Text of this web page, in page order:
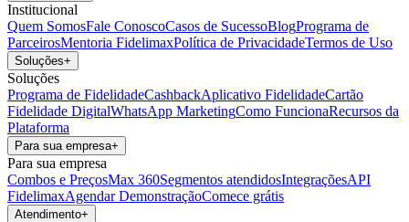
Institucional
Quem SomosFale ConoscoCasos de SucessoBlogPrograma de
ParceirosMentoria FidelimaxPolítica de PrivacidadeTermos de Uso
Soluções+
Soluções
Programa de FidelidadeCashbackAplicativo FidelidadeCartão
Fidelidade DigitalWhatsApp MarketingComo FuncionaRecursos da
Plataforma
Para sua empresa+
Para sua empresa
Combos e PreçosMax 360Segmentos atendidosIntegraçõesAPI
FidelimaxAgendar DemonstraçãoComece grátis
Atendimento+